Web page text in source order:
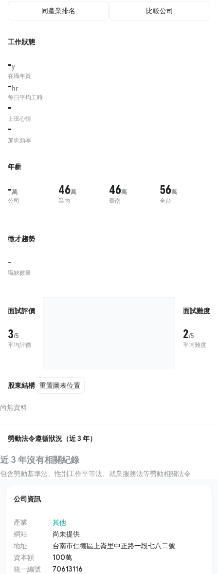
同產業排名 比較公司
工作狀態
-y
在職年資
-hr
每日平均工時
-
上班心情
-
加班頻率
年薪
-萬
公司
46萬
業內
46萬
臺南
56萬
全台
徵才趨勢
-
職缺數量
面試評價
3/5
平均評價
面試難度
2/5
平均難度
股東結構 重置圖表位置
尚無資料
勞動法令遵循狀況（近 3 年）
近 3 年沒有相關紀錄
包含勞動基準法、性別工作平等法、就業服務法等勞動相關法令
公司資訊
產業
其他
網站
尚未提供
地址
台南市仁德區上崙里中正路一段七八二號
資本額
100萬
統一編號
70613116